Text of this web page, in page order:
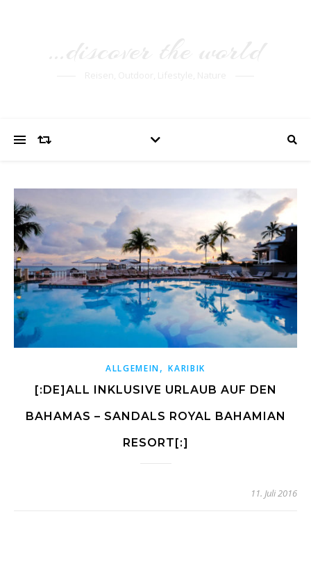
ALLGEMEIN,KARIBIK
[:DE]ALL INKLUSIVE URLAUB AUF DEN
BAHAMAS – SANDALS ROYAL BAHAMIAN
RESORT[:]
11. Juli 2016